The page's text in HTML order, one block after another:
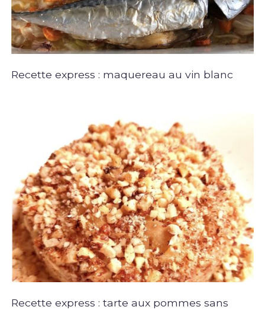
Recette express : maquereau au vin blanc
Recette express : tarte aux pommes sans